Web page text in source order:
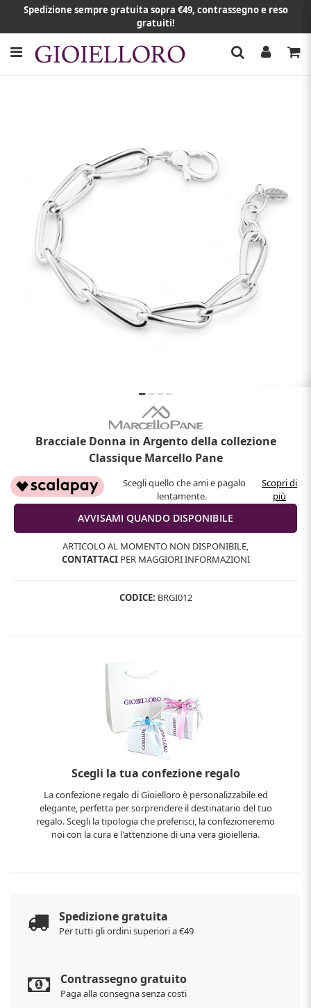
Spedizione sempre gratuita sopra €49, contrassegno e reso
gratuiti!
Bracciale Donna in Argento della collezione
Classique Marcello Pane
Scegli quello che ami e pagalo
lentamente.
Scopri di
più
ARTICOLO AL MOMENTO NON DISPONIBILE,
CONTATTACIPER MAGGIORI INFORMAZIONI
CODICE: BRGI012
Scegli la tua confezione regalo
La confezione regalo di Gioielloro è personalizzabile ed
elegante, perfetta per sorprendere il destinatario del tuo
regalo. Scegli la tipologia che preferisci, la confezioneremo
noi con la cura e l'attenzione di una vera gioielleria.
Spedizione gratuita
Per tutti gli ordini superiori a €49
Contrassegno gratuito
Paga alla consegna senza costi